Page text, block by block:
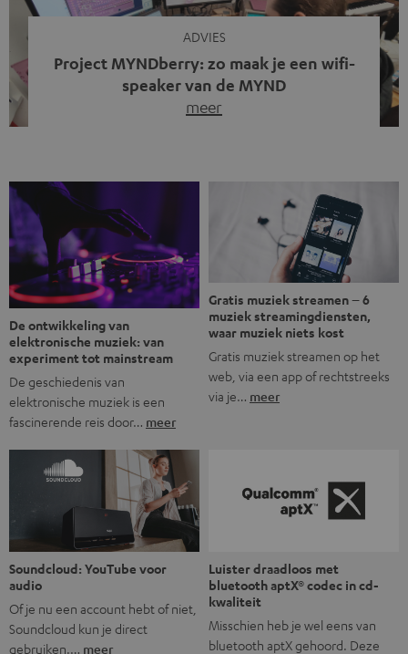
mensen weer oordopjes met een kabel. De angst voor
kabels is niet verdwenen. Maar wat op het eerste […]
ADVIES
Project MYNDberry: zo maak je een wifi-
speaker van de MYND
meer
verder ontwikkelt. In vele uren na werktijd heeft het
team samen gewerkt om de MYND uit te breiden met de
mogelijkheid om via wifi te streamen. […]
De ontwikkeling van
elektronische muziek: van
experiment tot mainstream
De geschiedenis van
elektronische muziek is een
fascinerende reis door… meer
Gratis muziek streamen – 6
muziek streamingdiensten,
waar muziek niets kost
Gratis muziek streamen op het
web, via een app of rechtstreeks
via je… meer
Soundcloud: YouTube voor
audio
Of je nu een account hebt of niet,
Soundcloud kun je direct
gebruiken.… meer
Luister draadloos met
bluetooth aptX® codec in cd-
kwaliteit
Misschien heb je wel eens van
bluetooth aptX gehoord. Deze